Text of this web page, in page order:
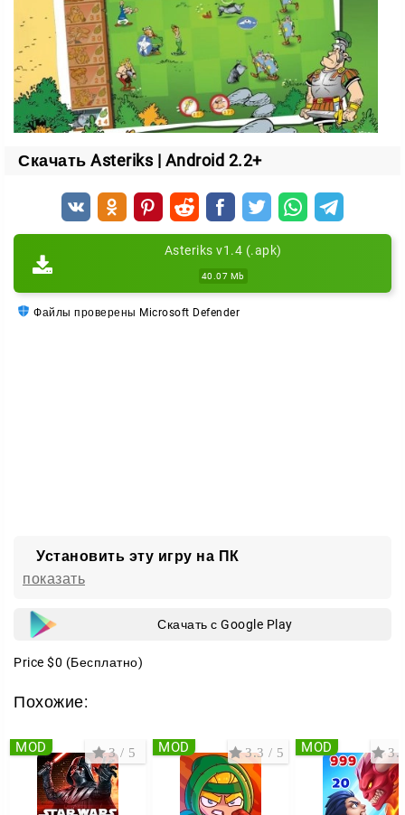
Скачать Asteriks | Android 2.2+
Asteriks v1.4 (.apk)
40.07 Mb
Файлы проверены Microsoft Defender
Установить эту игру на ПК
показать
Скачать с Google Play
Price $0 (Бесплатно)
Похожие:
3 / 5
MOD 3.3 / 5
MOD MOD